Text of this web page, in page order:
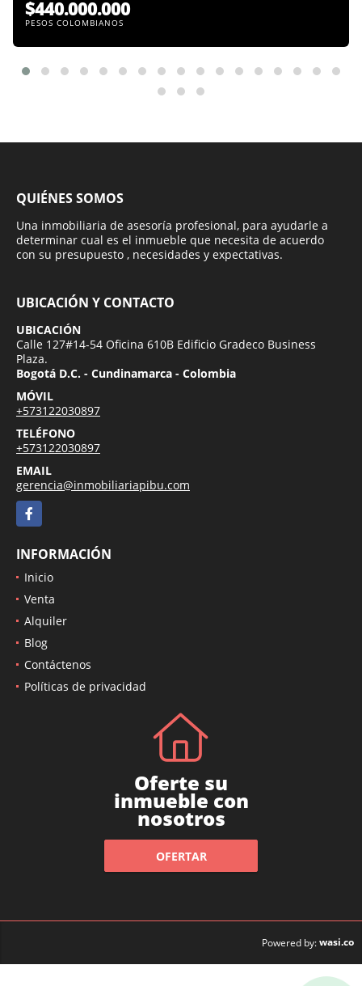
$440.000.000
PESOS COLOMBIANOS
QUIÉNES SOMOS
Una inmobiliaria de asesoría profesional, para ayudarle a
determinar cual es el inmueble que necesita de acuerdo
con su presupuesto , necesidades y expectativas.
UBICACIÓN Y CONTACTO
UBICACIÓN
Calle 127#14-54 Oficina 610B Edificio Gradeco Business
Plaza.
Bogotá D.C. - Cundinamarca - Colombia
MÓVIL
+573122030897
TELÉFONO
+573122030897
EMAIL
gerencia@inmobiliariapibu.com
Facebook
INFORMACIÓN
Inicio
Venta
Alquiler
Blog
Contáctenos
Oferte su
inmueble con
nosotros
OFERTAR
Powered by:wasi.co